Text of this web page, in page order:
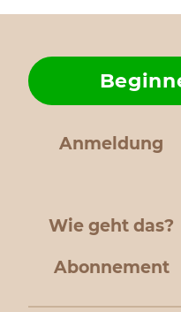
Anmeldung
Wie geht das?
Abonnement